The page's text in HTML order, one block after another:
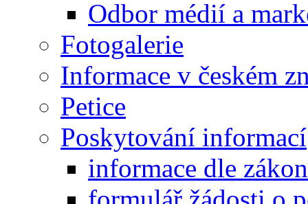
Odbor médií a
Fotogalerie
Informace v českém
Petice
Poskytování informací
informace dle